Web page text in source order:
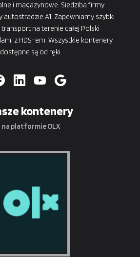
i magazynowe. Siedziba firmy
autostradzie A1. Zapewniamy szybki
na terenie całej Polski
z HDS-em. Wszystkie kontenery
dostępne są od ręki.
kontenery
na platformie OLX